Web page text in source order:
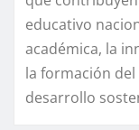
educativo
académica, la
la formación
desarrollo